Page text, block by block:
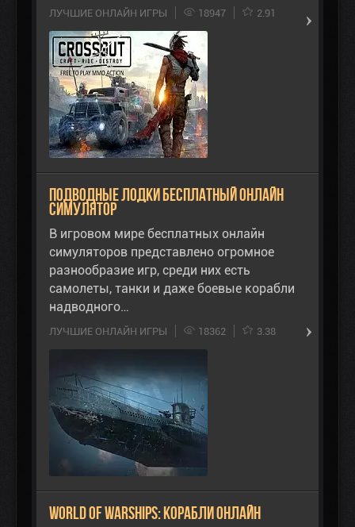
ЛУЧШИЕ ОНЛАЙН ИГРЫ 18947 2.91
Подводные Лодки бесплатный онлайн
симулятор
В игровом мире бесплатных онлайн
симуляторов представлено огромное
разнообразие игр, среди них есть
самолеты, танки и даже боевые корабли
надводного…
ЛУЧШИЕ ОНЛАЙН ИГРЫ 18362 3.38
World of Warships: Корабли Онлайн